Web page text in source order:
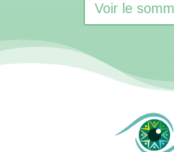
Voir le